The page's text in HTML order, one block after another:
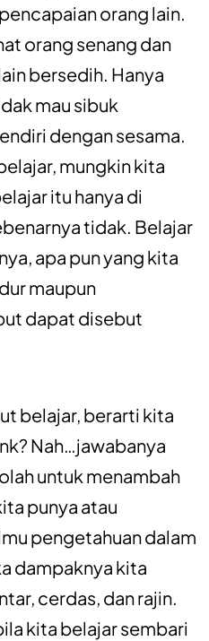
orang lain.
orang senang dan
bersedih. Hanya
mau sibuk
dengan sesama.
mungkin kita
itu hanya di
tidak. Belajar
apa pun yang kita
maupun
dapat disebut
belajar, berarti kita
Nah…jawabanya
untuk menambah
punya atau
pengetahuan dalam
dampaknya kita
cerdas, dan rajin.
kita belajar sembari